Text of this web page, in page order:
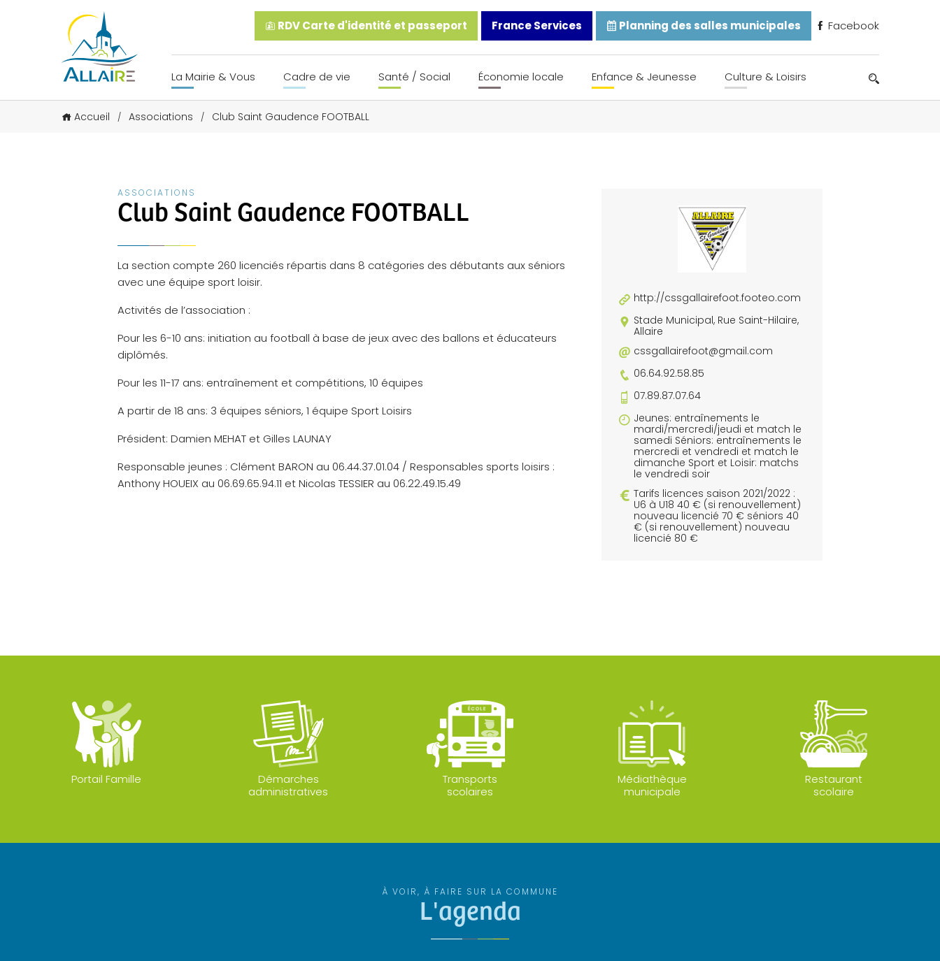
RDV Carte d'identité et passeport France Services Planning des salles municipales Facebook
La Mairie & Vous Cadre de vie Santé / Social Économie locale Enfance & Jeunesse Culture & Loisirs
Accueil / Associations / Club Saint Gaudence FOOTBALL
ASSOCIATIONS
Club Saint Gaudence FOOTBALL
La section compte 260 licenciés répartis dans 8 catégories des débutants aux séniors
avec une équipe sport loisir.
Activités de l’association :
Pour les 6-10 ans: initiation au football à base de jeux avec des ballons et éducateurs
diplômés.
Pour les 11-17 ans: entraînement et compétitions, 10 équipes
A partir de 18 ans: 3 équipes séniors, 1 équipe Sport Loisirs
Président: Damien MEHAT et Gilles LAUNAY
Responsable jeunes : Clément BARON au 06.44.37.01.04 / Responsables sports loisirs :
Anthony HOUEIX au 06.69.65.94.11 et Nicolas TESSIER au 06.22.49.15.49
http://cssgallairefoot.footeo.com
Stade Municipal, Rue Saint-Hilaire,
Allaire
cssgallairefoot@gmail.com
06.64.92.58.85
07.89.87.07.64
Jeunes: entraînements le
mardi/mercredi/jeudi et match le
samedi Séniors: entraînements le
mercredi et vendredi et match le
dimanche Sport et Loisir: matchs
le vendredi soir
Tarifs licences saison 2021/2022 :
U6 à U18 40 € (si renouvellement)
nouveau licencié 70 € séniors 40
€ (si renouvellement) nouveau
licencié 80 €
Portail Famille
Démarches
administratives
Transports
scolaires
Médiathèque
municipale
Restaurant
scolaire
À VOIR, À FAIRE SUR LA COMMUNE
L'agenda